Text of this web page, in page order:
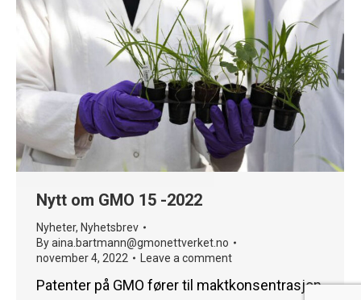
Nytt om GMO 15 -2022
Nyheter, Nyhetsbrev
Byaina.bartmann@gmonettverket.no
november 4, 2022
Leave a comment
Patenter på GMO fører til maktkonsentrasjon